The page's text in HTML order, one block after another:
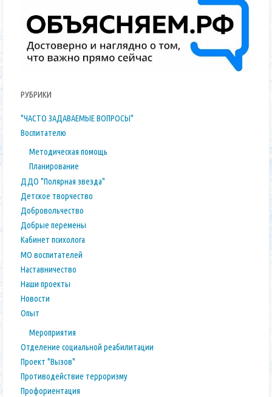
РУБРИКИ
"ЧАСТО ЗАДАВАЕМЫЕ ВОПРОСЫ"
Воспитателю
Методическая помощь
Планирование
ДДО "Полярная звезда"
Детское творчество
Добровольчество
Добрые перемены
Кабинет психолога
МО воспитателей
Наставничество
Наши проекты
Новости
Опыт
Мероприятия
Отделение социальной реабилитации
Проект "Вызов"
Противодействие терроризму
Профориентация